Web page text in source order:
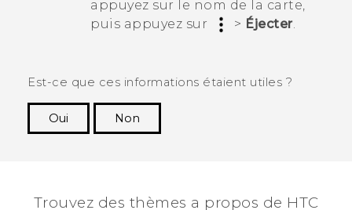
appuyez sur le nom de la carte,
puis appuyez sur
> Éjecter.
Est-ce que ces informations étaient utiles ?
Oui
Non
Trouvez des thèmes a propos de HTC